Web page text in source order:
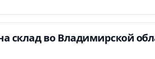
склад во Владимирской